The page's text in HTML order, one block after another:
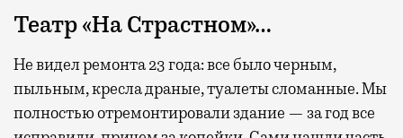
Театр «На Страстном»…
Не видел ремонта 23 года: все было черным,
пыльным, кресла драные, туалеты сломанные. Мы
полностью отремонтировали здание — за год все